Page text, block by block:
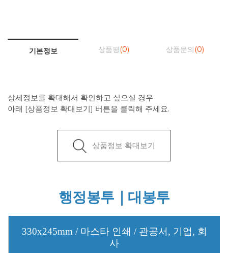
기본정보 상품평 (0) 상품문의 (0)
상세정보를 확대해서 확인하고 싶으실 경우
아래 [상품정보 확대보기] 버튼을 클릭해 주세요.
상품정보 확대보기
행정봉투｜대봉투
330x245mm / 마스타 인쇄 / 관공서, 기업, 회
사